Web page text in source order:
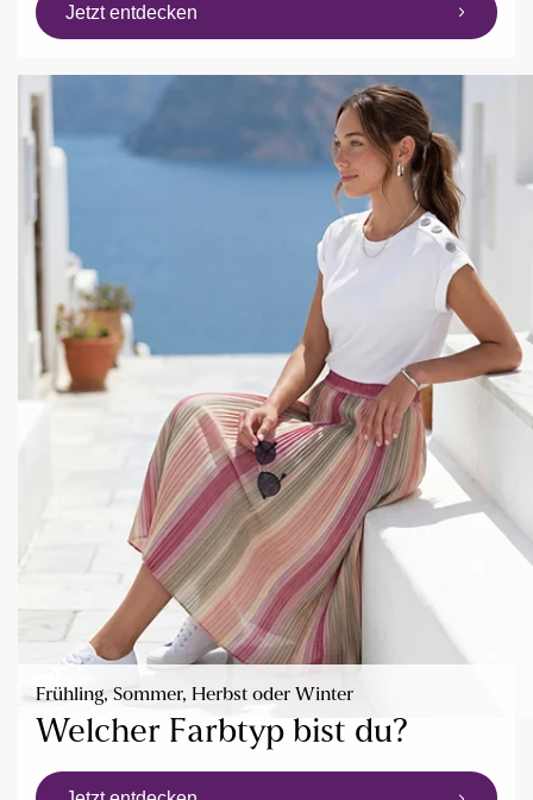
Jetzt entdecken
Frühling, Sommer, Herbst oder Winter
Welcher Farbtyp bist du?